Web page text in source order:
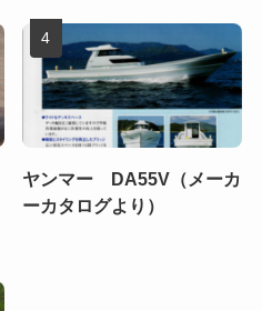
ヤンマー DA55V（メーカ
ーカタログより）